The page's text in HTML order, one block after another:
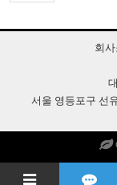
회
서울 영등포구 선